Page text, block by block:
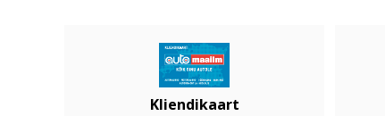
Kliendikaart